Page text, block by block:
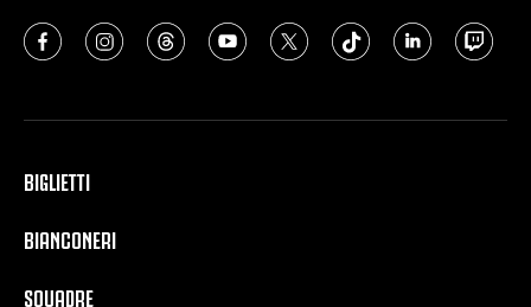
BIGLIETTI
BIANCONERI
SQUADRE